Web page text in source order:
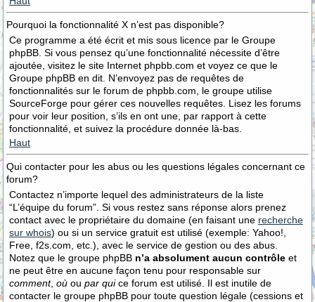
Pourquoi la fonctionnalité X n’est pas disponible?
Ce programme a été écrit et mis sous licence par le Groupe
phpBB. Si vous pensez qu’une fonctionnalité nécessite d’être
ajoutée, visitez le site Internet phpbb.com et voyez ce que le
Groupe phpBB en dit. N’envoyez pas de requêtes de
fonctionnalités sur le forum de phpbb.com, le groupe utilise
SourceForge pour gérer ces nouvelles requêtes. Lisez les forums
pour voir leur position, s’ils en ont une, par rapport à cette
fonctionnalité, et suivez la procédure donnée là-bas.
Haut
Qui contacter pour les abus ou les questions légales concernant ce
forum?
Contactez n’importe lequel des administrateurs de la liste
“L’équipe du forum”. Si vous restez sans réponse alors prenez
contact avec le propriétaire du domaine (en faisant une recherche
sur whois) ou si un service gratuit est utilisé (exemple: Yahoo!,
Free, f2s.com, etc.), avec le service de gestion ou des abus.
Notez que le groupe phpBB n’a absolument aucun contrôle et
ne peut être en aucune façon tenu pour responsable sur
comment, où ou par quice forum est utilisé. Il est inutile de
contacter le groupe phpBB pour toute question légale (cessions et